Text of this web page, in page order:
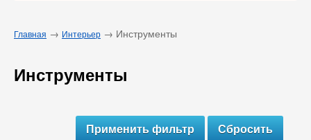
Главная → Интерьер → Инструменты
Инструменты